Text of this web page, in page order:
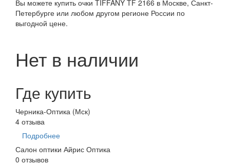
Вы можете купить очки TIFFANY TF 2166 в Москве, Санкт-
Петербурге или любом другом регионе России по
выгодной цене.
Нет в наличии
Где купить
Черника-Оптика (Мск)
4 отзыва
Подробнее
Салон оптики Айрис Оптика
0 отзывов